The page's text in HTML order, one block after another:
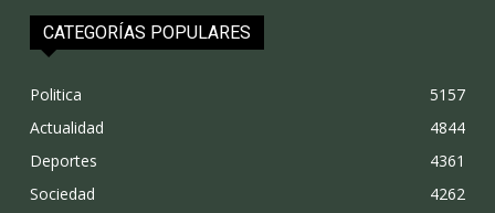
CATEGORÍAS POPULARES
Politica
5157
Actualidad
4844
Deportes
4361
Sociedad
4262